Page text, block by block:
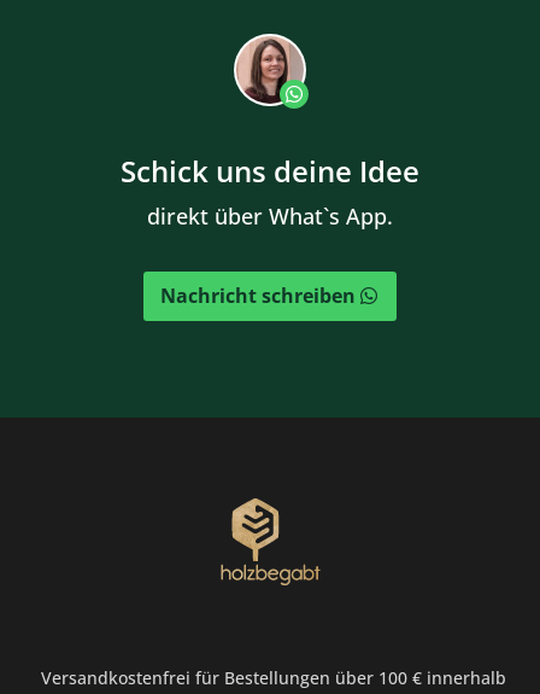
Schick uns deine Idee
direkt über What`s App.
Nachricht schreiben
Versandkostenfrei für Bestellungen über 100 € innerhalb